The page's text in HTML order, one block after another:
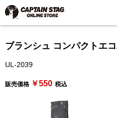
ブランシュ コンパクトエ
UL-2039
販売価格 ￥550 税込